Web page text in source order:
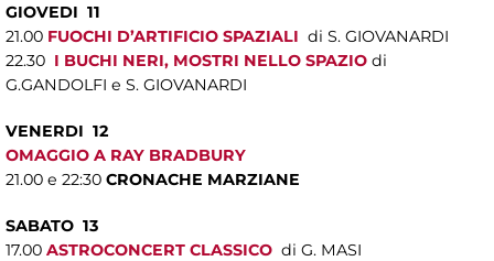
GIOVEDI 11
21.00 FUOCHI D’ARTIFICIO SPAZIALI di S. GIOVANARDI
22.30 I BUCHI NERI, MOSTRI NELLO SPAZIO di
G.GANDOLFI e S. GIOVANARDI
VENERDI 12
OMAGGIO A RAY BRADBURY
21.00 e 22:30 CRONACHE MARZIANE
SABATO 13
17.00 ASTROCONCERT CLASSICO di G. MASI